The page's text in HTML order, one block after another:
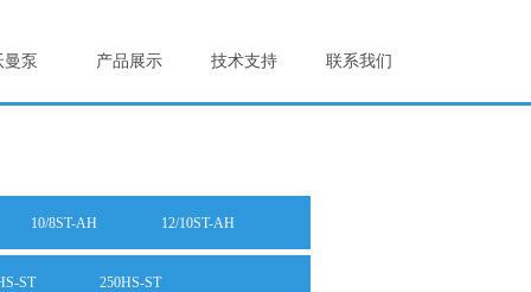
曼泵 产品展示 技术支持 联系我们
10/8ST-AH 12/10ST-AH
ST 250HS-ST